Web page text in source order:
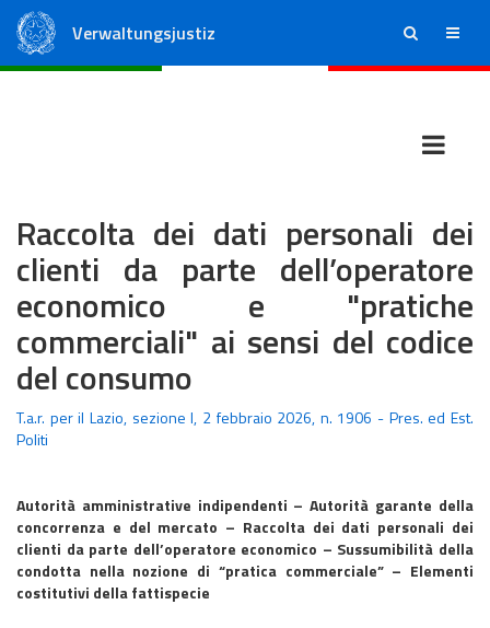
Verwaltungsjustiz ricerca menu
Raccolta dei dati personali dei
clienti da parte dell’operatore
economico e "pratiche
commerciali" ai sensi del codice
del consumo
T.a.r. per il Lazio, sezione I, 2 febbraio 2026, n. 1906 - Pres. ed Est.
Politi
Autorità amministrative indipendenti – Autorità garante della
concorrenza e del mercato – Raccolta dei dati personali dei
clienti da parte dell’operatore economico – Sussumibilità della
condotta nella nozione di “pratica commerciale” – Elementi
costitutivi della fattispecie